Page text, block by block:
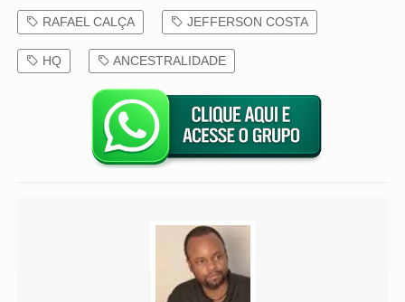
RAFAEL CALÇA JEFFERSON COSTA
HQ ANCESTRALIDADE